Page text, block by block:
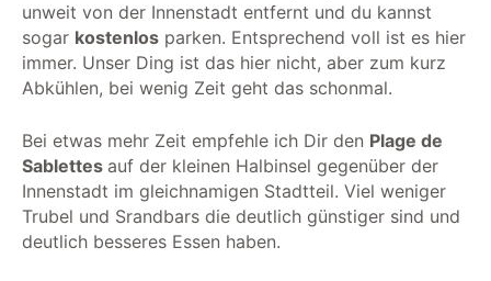
unweit von der Innenstadt entfernt und du kannst
sogar kostenlos parken. Entsprechend voll ist es hier
immer. Unser Ding ist das hier nicht, aber zum kurz
Abkühlen, bei wenig Zeit geht das schonmal.
Bei etwas mehr Zeit empfehle ich Dir den Plage de
Sablettes auf der kleinen Halbinsel gegenüber der
Innenstadt im gleichnamigen Stadtteil. Viel weniger
Trubel und Srandbars die deutlich günstiger sind und
deutlich besseres Essen haben.